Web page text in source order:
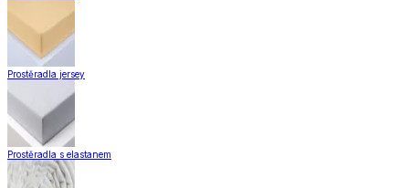
Prostěradla jersey
Prostěradla s elastanem